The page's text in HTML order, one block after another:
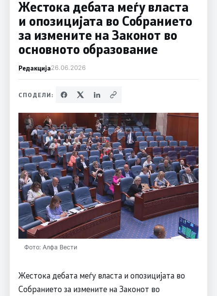
Жестока дебата меѓу власта
и опозицијата во Собранието
за измените на Законот во
основното образование
Редакција26.06.2026
СПОДЕЛИ:
Фото: Алфа Вести
Жестока дебата меѓу власта и опозицијата во
Собранието за измените на Законот во